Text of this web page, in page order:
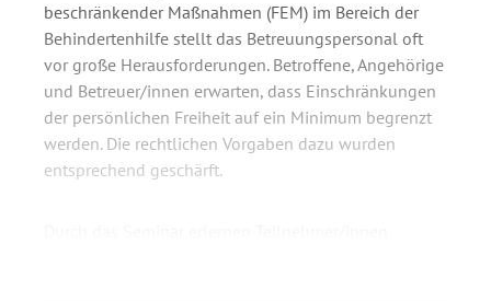
beschränkender Maßnahmen (FEM) im Bereich der
Behindertenhilfe stellt das Betreuungspersonal oft
vor große Herausforderungen. Betroffene, Angehörige
und Betreuer/innen erwarten, dass Einschränkungen
der persönlichen Freiheit auf ein Minimum begrenzt
werden. Die rechtlichen Vorgaben dazu wurden
entsprechend geschärft.